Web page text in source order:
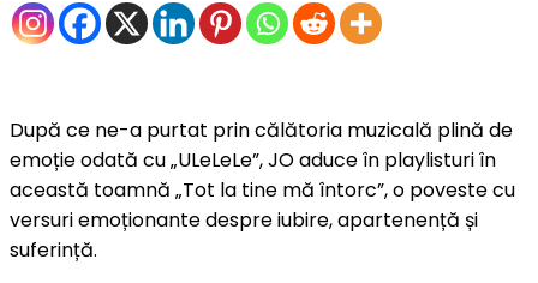
După ce ne-a purtat prin călătoria muzicală plină de
emoție odată cu „ULeLeLe”, JO aduce în playlisturi în
această toamnă „Tot la tine mă întorc”, o poveste cu
versuri emoționante despre iubire, apartenență și
suferință.